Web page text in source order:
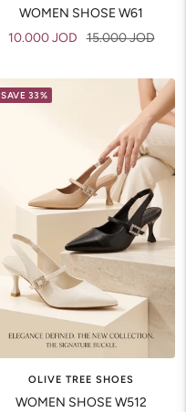
WOMEN SHOSE W61
Sale
10.000 JOD Regular
15.000 JOD
SAVE 33%
OLIVE TREE SHOES
WOMEN SHOSE W512